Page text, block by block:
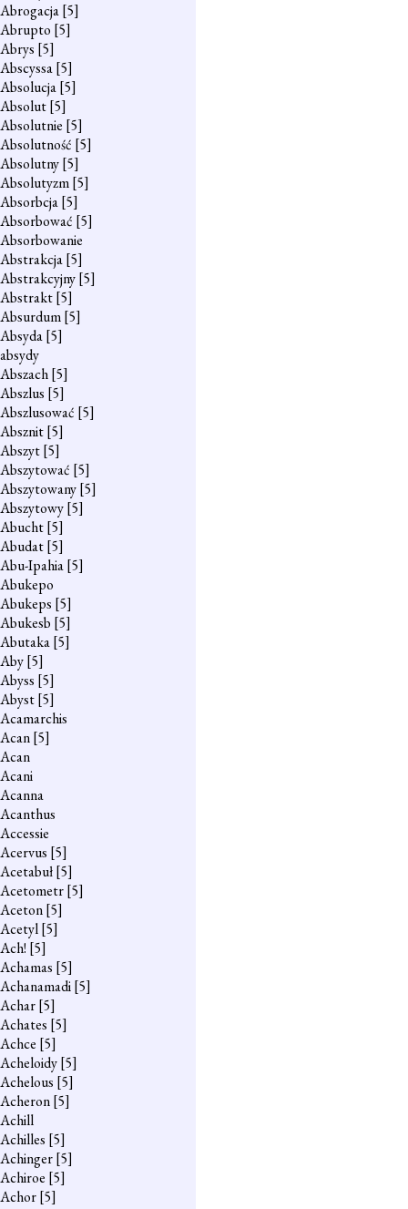
Abrogacja[5]
Abrupto [5]
Abrys [5]
Abscyssa[5]
Absolucja[5]
Absolut[5]
Absolutnie [5]
Absolutność [5]
Absolutny[5]
Absolutyzm[5]
Absorbcja[5]
Absorbować [5]
Absorbowanie
Abstrakcja[5]
Abstrakcyjny[5]
Abstrakt[5]
Absurdum[5]
Absyda[5]
absydy
Abszach[5]
Abszlus [5]
Abszlusować [5]
Absznit[5]
Abszyt[5]
Abszytować [5]
Abszytowany[5]
Abszytowy[5]
Abucht[5]
Abudat[5]
Abu-Ipahia[5]
Abukepo
Abukeps [5]
Abukesb [5]
Abutaka[5]
Aby[5]
Abyss [5]
Abyst[5]
Acamarchis
Acan[5]
Acan
Acani
Acanna
Acanthus
Accessie
Acervus [5]
Acetabuł[5]
Acetometr[5]
Aceton[5]
Acetyl[5]
Ach! [5]
Achamas [5]
Achanamadi[5]
Achar[5]
Achates [5]
Achce [5]
Acheloidy[5]
Achelous [5]
Acheron[5]
Achill
Achilles [5]
Achinger[5]
Achiroe [5]
Achor[5]